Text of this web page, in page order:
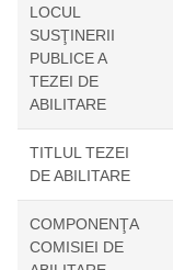
LOCUL
SUSŢINERII
PUBLICE A
TEZEI DE
ABILITARE
TITLUL TEZEI
DE ABILITARE
COMPONENŢA
COMISIEI DE